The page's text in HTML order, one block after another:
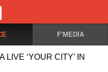
F'MEDIA
LIVE ‘YOUR CITY’ IN